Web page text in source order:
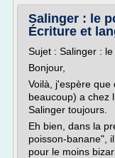
Salinger : le
Écriture et
Sujet : Salinger :
Bonjour,
Voilà, j'espère
beaucoup) a chez
Salinger toujours.
Eh bien, dans la
poisson-banane",
pour le moins